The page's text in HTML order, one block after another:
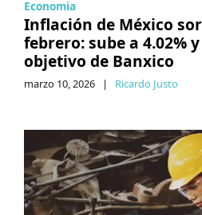
Economia
Inflación de México
febrero: sube a 4.02%
objetivo de Banxico
marzo 10, 2026 | Ricardo Justo